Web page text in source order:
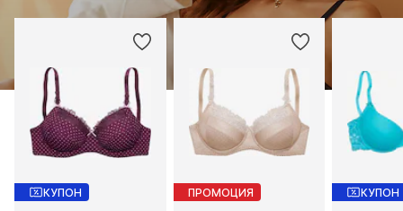
КУПОН ПРОМОЦИЯ КУПОН